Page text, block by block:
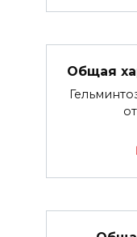
Общая